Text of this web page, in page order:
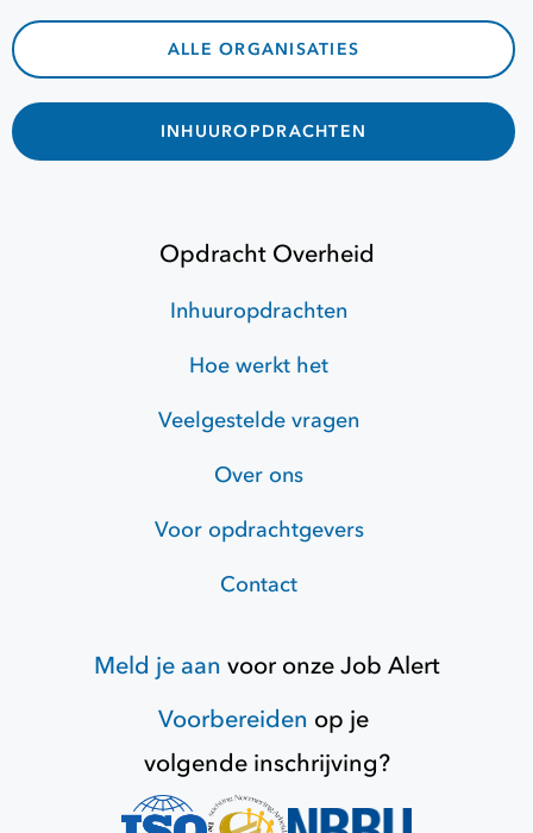
ALLE ORGANISATIES
INHUUROPDRACHTEN
Opdracht Overheid
Inhuuropdrachten
Hoe werkt het
Veelgestelde vragen
Over ons
Voor opdrachtgevers
Contact
Meld je aan voor onzeJob Alert
Voorbereiden op je
volgende inschrijving?